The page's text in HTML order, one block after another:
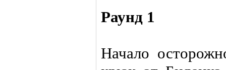
Раунд 1
Начало